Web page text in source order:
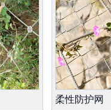
柔性防护网